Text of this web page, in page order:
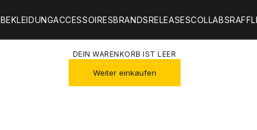
BEKLEIDUNGACCESSOIRESBRANDSRELEASESCOLLABS
DEIN WARENKORB IST LEER
Weiter einkaufen